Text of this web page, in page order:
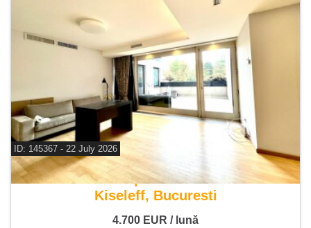
ID: 145367 - 22 July 2026
De inchiriat apartament 6 camere
Kiseleff, Bucuresti
4.700 EUR / lună